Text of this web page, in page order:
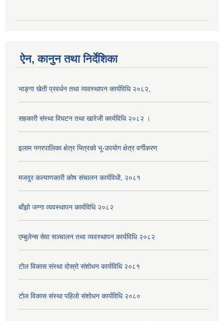
ऐन, कानुन तथा निर्देशिका
भाङ्गा खेती प्रवर्धन तथा व्यवस्थापन कार्यविधि २०८२,
सहकारी संस्था विघटन तथा खारेजी कार्यविधि २०८२ ।
इलाम नगरपालिका क्षेत्र भित्रको भू-उपयोग क्षेत्र वर्गीकरण
मजदुर कल्याणकारी कोष संचालन कार्यविधी, २०८१
बाँझो जग्गा व्यवस्थापन कार्यविधि २०८२
एम्बुलेन्स सेवा सञ्चालन तथा व्यवस्थापन कार्यविधि २०८२
टोल विकास संस्था दोस्रो संशोधन कार्यविधि २०८१
टोल विकास संस्था पहिलो संशोधन कार्यविधि २०८०